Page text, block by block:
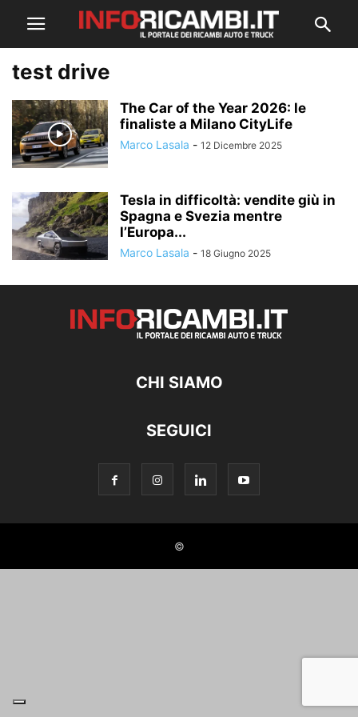
test drive
The Car of the Year 2026: le
finaliste a Milano CityLife
Marco Lasala - 12 Dicembre 2025
Tesla in difficoltà: vendite giù in
Spagna e Svezia mentre
l’Europa...
Marco Lasala - 18 Giugno 2025
CHI SIAMO
SEGUICI
©